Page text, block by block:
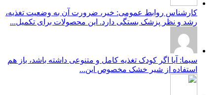
کارشناس روابط عمومی: خیر، ضرورت آن به وضعیت تغذیه،
رشد و نظر پزشک بستگی دارد. این محصولات برای تکمیل...
سیما: آیا اگر کودک تغذیه کامل و متنوعی داشته باشد، باز هم
استفاده از شیر خشک مخصوص این...